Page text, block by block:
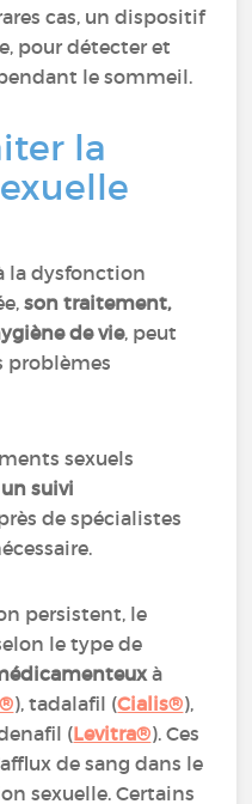
cas, un dispositif
pour détecter et
le sommeil.
la
la dysfonction
son traitement,
de vie, peut
problèmes
sexuels
un suivi
de spécialistes
persistent, le
le type de
à
), tadalafil (Cialis®),
(Levitra®). Ces
de sang dans le
sexuelle. Certains